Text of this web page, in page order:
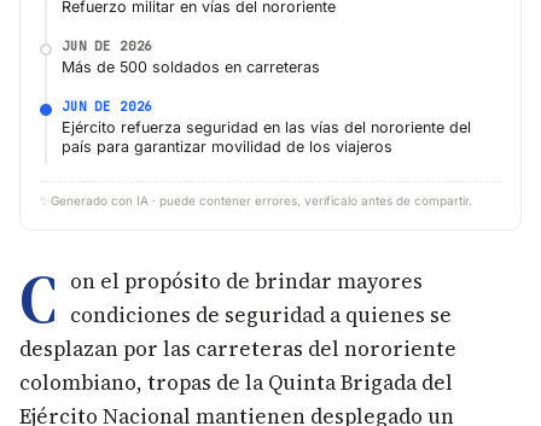
Refuerzo militar en vías del nororiente
JUN DE 2026
Más de 500 soldados en carreteras
JUN DE 2026
Ejército refuerza seguridad en las vías del nororiente del
país para garantizar movilidad de los viajeros
✨ Generado con IA · puede contener errores, verifícalo antes de compartir.
C on el propósito de brindar mayores
condiciones de seguridad a quienes se
desplazan por las carreteras del nororiente
colombiano, tropas de la Quinta Brigada del
Ejército Nacional mantienen desplegado un